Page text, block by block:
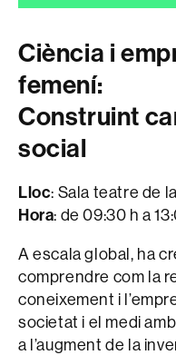
Ciència i
femení:
Construint
social
Lloc: Sala teatre de
Hora: de 09:30 h a
A escala global, ha
comprendre com la
coneixement i
societat i el medi
a l’augment de la